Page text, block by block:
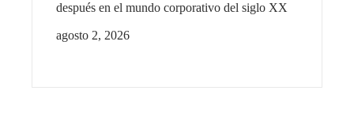
después en el mundo corporativo del siglo XX
agosto 2, 2026